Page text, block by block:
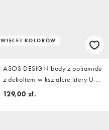
WIĘCEJ KOLORÓW
ASOS DESIGN body z poliamidu
z dekoltem w kształcie litery U w
kolorze burgundowym
129,00 zł.